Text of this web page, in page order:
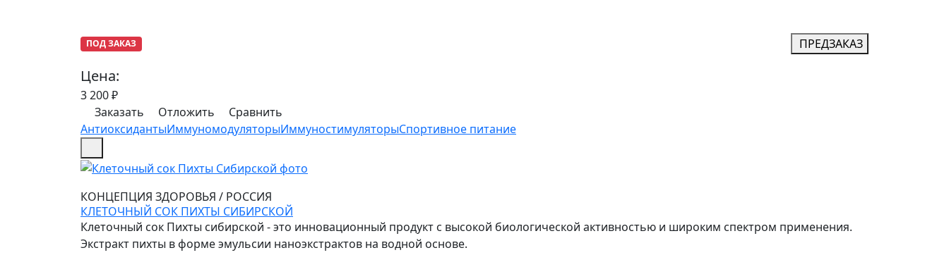
ПОД ЗАКАЗ ПРЕДЗАКАЗ
Цена:
3 200₽
Заказать
Отложить
Сравнить
АнтиоксидантыИммуномодуляторыИммуностимуляторыСпортивное питание
КОНЦЕПЦИЯ ЗДОРОВЬЯ / РОССИЯ
КЛЕТОЧНЫЙ СОК ПИХТЫ СИБИРСКОЙ
Клеточный сок Пихты сибирской - это инновационный продукт с высокой биологической активностью и широким спектром применения.
Экстракт пихты в форме эмульсии наноэкстрактов на водной основе.